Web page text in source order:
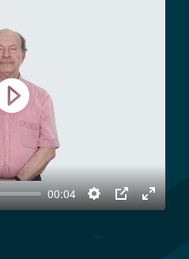
00:04
Settings
PIP
Enter
Play